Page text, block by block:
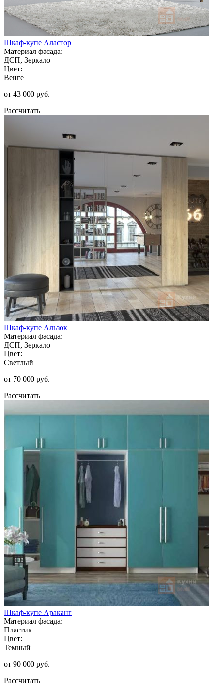
Шкаф-купе Аластор
Материал фасада:
ДСП, Зеркало
Цвет:
Венге
от 43 000 руб.
Рассчитать
Шкаф-купе Альзок
Материал фасада:
ДСП, Зеркало
Цвет:
Светлый
от 70 000 руб.
Рассчитать
Шкаф-купе Араканг
Материал фасада:
Пластик
Цвет:
Темный
от 90 000 руб.
Рассчитать